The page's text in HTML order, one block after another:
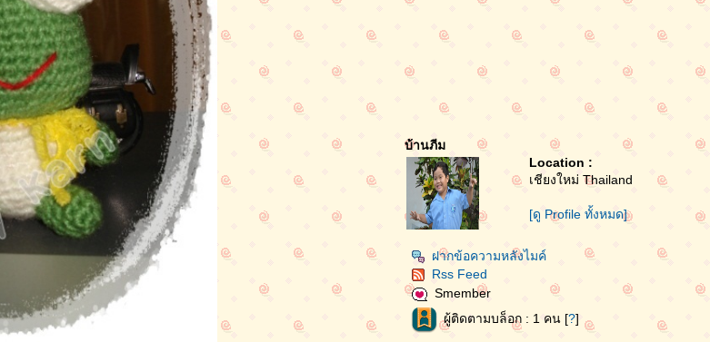
บ้านภีม
Location :
เชียงใหม่ Thailand
[ดู Profile ทั้งหมด]
ฝากข้อความหลังไมค์
Rss Feed
Smember
ผู้ติดตามบล็อก : 1 คน [?]